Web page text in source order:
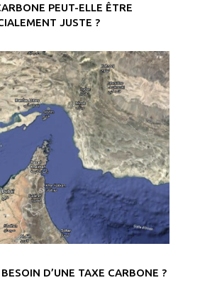
PEUT-ELLE ÊTRE
JUSTE ?
D’UNE TAXE CARBONE ?